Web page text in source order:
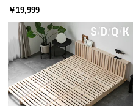
レーム ダイニング 大理石調 4人掛
￥19,999